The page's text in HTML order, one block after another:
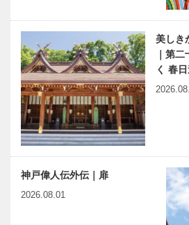
美しき
｜第
く 春
神戸偉人伝外伝｜扉
2026.08.01